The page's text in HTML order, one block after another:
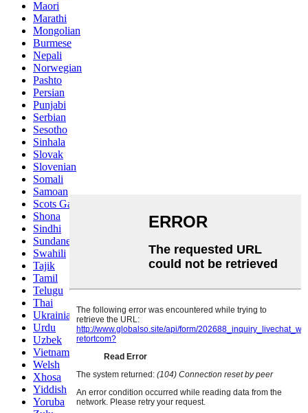
Maori
Marathi
Mongolian
Burmese
Nepali
Norwegian
Pashto
Persian
Punjabi
Serbian
Sesotho
Sinhala
Slovak
Slovenian
Somali
Samoan
Scots Gaelic
Shona
Sindhi
Sundanese
Swahili
Tajik
Tamil
Telugu
Thai
Ukrainian
Urdu
Uzbek
Vietnamese
Welsh
Xhosa
Yiddish
Yoruba